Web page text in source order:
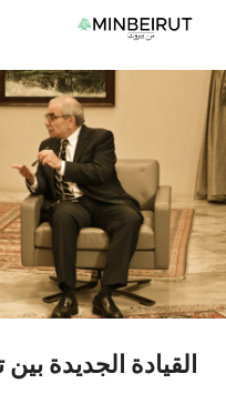
انتقل
المحتوى
القيادة الجديدة